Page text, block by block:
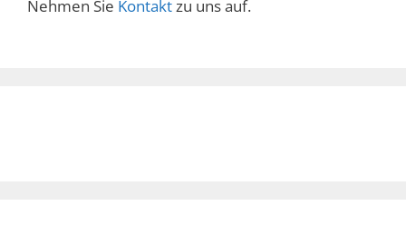
Nehmen Sie Kontaktzu uns auf.